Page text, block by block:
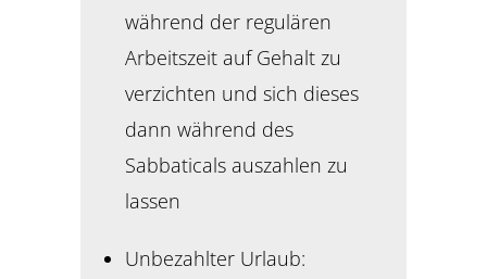
während der regulären
Arbeitszeit auf Gehalt zu
verzichten und sich dieses
dann während des
Sabbaticals auszahlen zu
lassen
Unbezahlter Urlaub: